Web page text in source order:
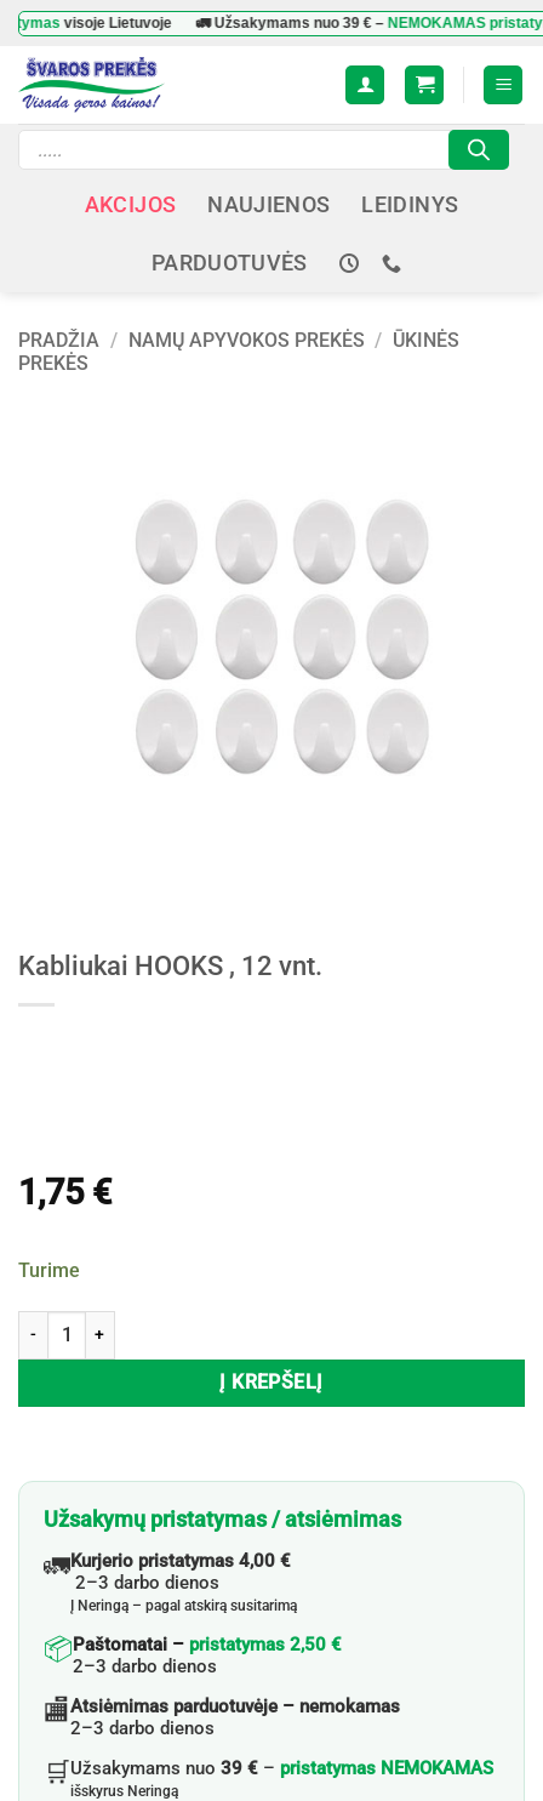
Skip
content
visoje Lietuvoje 🚛 Užsakymams nuo39 €–NEMOKAMAS pristatymas
Products
search
AKCIJOS NAUJIENOS LEIDINYS
PARDUOTUVĖS
PRADŽIA / NAMŲ APYVOKOS PREKĖS / ŪKINĖS
PREKĖS
Kabliukai HOOKS , 12 vnt.
1,75 €
Turime
produkto kiekis: Kabliukai HOOKS , 12 vnt.
Į KREPŠELĮ
Užsakymų pristatymas / atsiėmimas
🚛Kurjerio pristatymas 4,00 €
2–3 darbo dienos
Į Neringą – pagal atskirą susitarimą
📦Paštomatai – pristatymas 2,50 €
2–3 darbo dienos
🏬Atsiėmimas parduotuvėje – nemokamas
2–3 darbo dienos
🛒Užsakymams nuo 39 € – pristatymas NEMOKAMAS
išskyrus Neringą